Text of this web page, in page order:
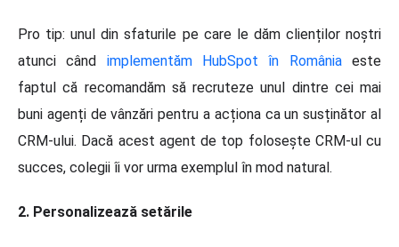
Pro tip: unul din sfaturile pe care le dăm clienților noștri
atunci când implementăm HubSpot în Româniaeste
faptul că recomandăm să recruteze unul dintre cei mai
buni agenți de vânzări pentru a acționa ca un susținător al
CRM-ului. Dacă acest agent de top folosește CRM-ul cu
succes, colegii îi vor urma exemplul în mod natural.
2. Personalizează setările